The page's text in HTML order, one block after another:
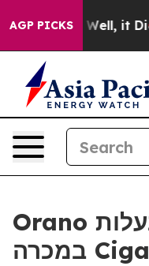
AGP PICKS
40%. Well, it Didn’t
Orano מגדילה את הבעלות